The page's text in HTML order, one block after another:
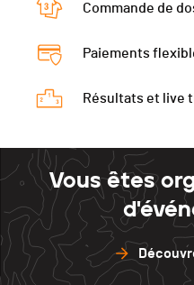
Commande de
Paiements
Résultats et live
Vous êtes